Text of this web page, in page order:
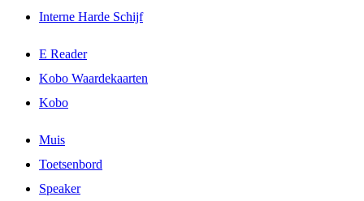
Interne Harde Schijf
E Reader
Kobo Waardekaarten
Kobo
Muis
Toetsenbord
Speaker